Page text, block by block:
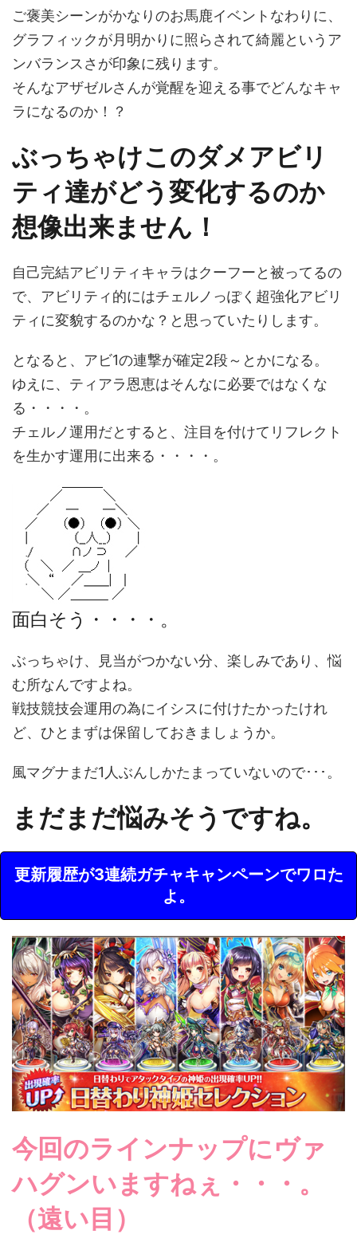
ご褒美シーンがかなりのお馬鹿イベントなわりに、
グラフィックが月明かりに照らされて綺麗というア
ンバランスさが印象に残ります。
そんなアザゼルさんが覚醒を迎える事でどんなキャ
ラになるのか！？
ぶっちゃけこのダメアビリ
ティ達がどう変化するのか
想像出来ません！
自己完結アビリティキャラはクーフーと被ってるの
で、アビリティ的にはチェルノっぽく超強化アビリ
ティに変貌するのかな？と思っていたりします。
となると、アビ1の連撃が確定2段～とかになる。
ゆえに、ティアラ恩恵はそんなに必要ではなくな
る・・・・。
チェルノ運用だとすると、注目を付けてリフレクト
を生かす運用に出来る・・・・。
面白そう・・・・。
ぶっちゃけ、見当がつかない分、楽しみであり、悩
む所なんですよね。
戦技競技会運用の為にイシスに付けたかったけれ
ど、ひとまずは保留しておきましょうか。
風マグナまだ1人ぶんしかたまっていないので･･･。
まだまだ悩みそうですね。
更新履歴が3連続ガチャキャンペーンでワロた
よ。
今回のラインナップにヴァ
ハグンいますねぇ・・・。
（遠い目）